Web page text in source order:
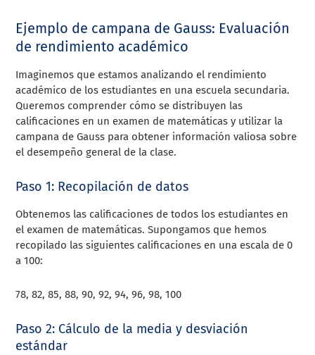
Ejemplo de campana de Gauss: Evaluación
de rendimiento académico
Imaginemos que estamos analizando el rendimiento
académico de los estudiantes en una escuela secundaria.
Queremos comprender cómo se distribuyen las
calificaciones en un examen de matemáticas y utilizar la
campana de Gauss para obtener información valiosa sobre
el desempeño general de la clase.
Paso 1: Recopilación de datos
Obtenemos las calificaciones de todos los estudiantes en
el examen de matemáticas. Supongamos que hemos
recopilado las siguientes calificaciones en una escala de 0
a 100:
78, 82, 85, 88, 90, 92, 94, 96, 98, 100
Paso 2: Cálculo de la media y desviación
estándar